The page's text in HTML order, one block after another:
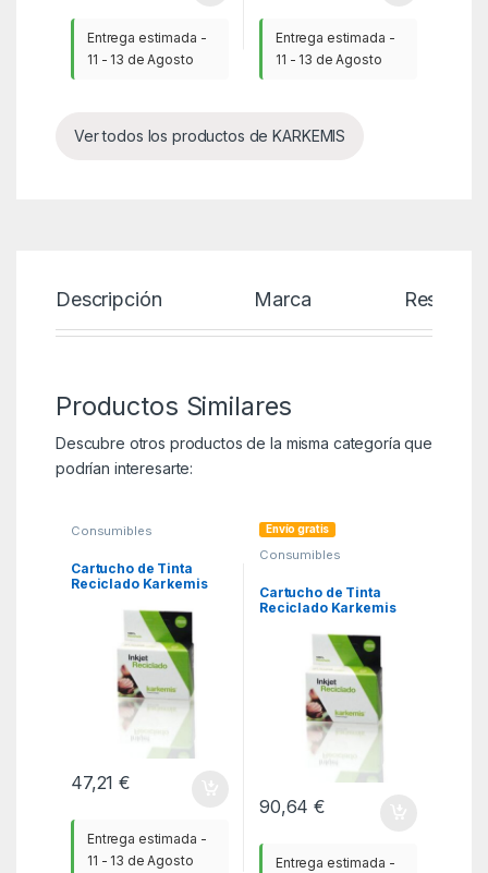
Entrega estimada -
11 - 13 de Agosto
Entrega estimada -
11 - 13 de Agosto
Ver todos los productos de KARKEMIS
Descripción Marca Reseñas
Productos Similares
Descubre otros productos de la misma categoría que
podrían interesarte:
Consumibles
HP,KSA
Cartucho de Tinta
Reciclado Karkemis
Capacidad/ Negro
47,21€
Entrega estimada -
11 - 13 de Agosto
Envío gratis
Consumibles
HP,KSA
Cartucho de Tinta
Reciclado Karkemis
Capacidad Multipack/
Negro/ Tricolor
90,64€
Entrega estimada -